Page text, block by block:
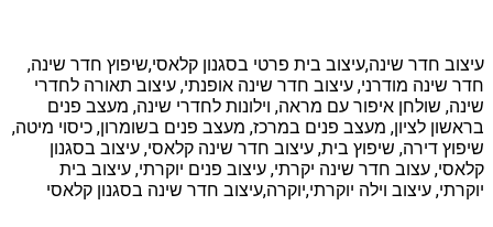
עיצוב חדר שינה,עיצוב בית פרטי בסגנון קלאסי,שיפוץ חדר שינה,
חדר שינה מודרני, עיצוב חדר שינה אופנתי, עיצוב תאורה לחדרי
שינה, שולחן איפור עם מראה, וילונות לחדרי שינה, מעצב פנים
בראשון לציון, מעצב פנים במרכז, מעצב פנים בשומרון, כיסוי מיטה,
שיפוץ דירה, שיפוץ בית, עיצוב חדר שינה קלאסי, עיצוב בסגנון
קלאסי, עצוב חדר שינה יקרתי, עיצוב פנים יוקרתי, עיצוב בית
יוקרתי, עיצוב וילה יוקרתי,יוקרה,עיצוב חדר שינה בסגנון קלאסי